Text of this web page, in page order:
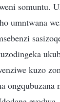
somuntu.
umntwana
kuzo
ongqubuzana